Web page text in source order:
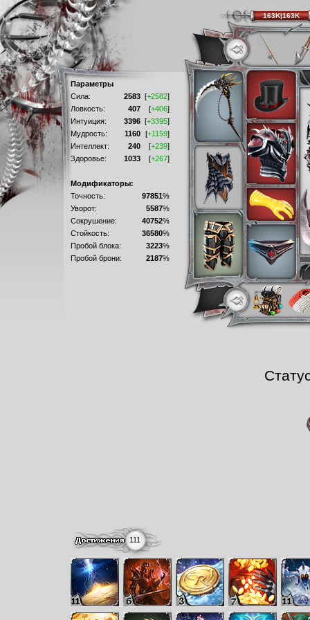
Параметры
Сила:
2583 [+2582]
Ловкость:
407 [+406]
Интуиция:
3396 [+3395]
Мудрость:
1160 [+1159]
Интеллект:
240 [+239]
Здоровье:
1033 [+267]
Модификаторы:
Точность:
97851%
Уворот:
5587%
Сокрушение:
40752%
Стойкость:
36580%
Пробой блока:
3223%
Пробой брони:
2187%
111
163K|163K